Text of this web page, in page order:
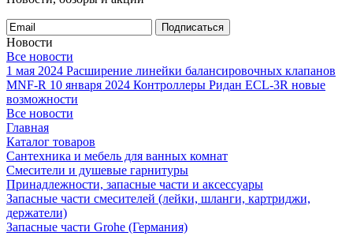
Подписаться
Новости
Все новости
1 мая 2024 Расширение линейки балансировочных клапанов
MNF-R 10 января 2024 Контроллеры Ридан ECL-3R новые
возможности
Все новости
Главная
Каталог товаров
Сантехника и мебель для ванных комнат
Смесители и душевые гарнитуры
Принадлежности, запасные части и аксессуары
Запасные части смесителей (лейки, шланги, картриджи,
держатели)
Запасные части Grohe (Германия)